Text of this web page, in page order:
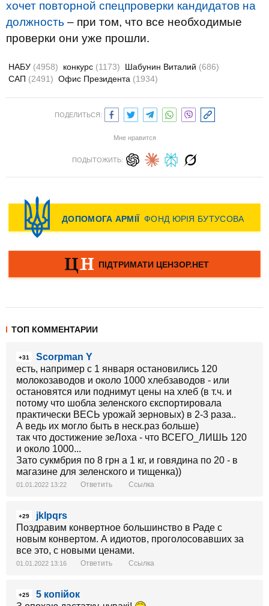
хочет повторной спецпроверки кандидатов на
должность – при том, что все необходимые
проверки они уже прошли.
НАБУ (4958) конкурс (1173) Шабунин Виталий (686)
САП (2491) Офис Президента (1934)
ПОДЕЛИТЬСЯ:
Мне нравится
ПОДЫТОЖИТЬ:
ТОП КОММЕНТАРИИ
+31
Scorpman Y
есть, например с 1 января остановились 120
молокозаводов и около 1000 хлебзаводов - или
остановятся или поднимут цены на хлеб (в т.ч. и
потому что шобла зеленского єкспортировала
практически ВЕСЬ урожай зерновых) в 2-3 раза..
А ведь их могло быть в неск.раз больше)
так что достижение зеЛоха - что ВСЕГО_ЛИШЬ 120
и около 1000...
Зато сукмбрия по 8 грн а 1 кг, и говядина по 20 - в
магазине для зеленского и тищенка))
01.01.2022 13:22 Ответить Ссылка
+29
jklpqrs
Поздравим конвертное большинство в Раде с
новым конвертом. А идиотов, проголосовавших за
все это, с новыми ценами.
01.01.2022 13:16 Ответить Ссылка
+25
5 копійок